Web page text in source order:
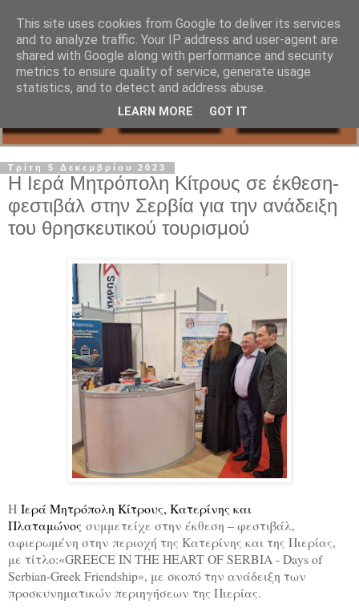
Τρίτη 5 Δεκεμβρίου 2023
Η Ιερά Μητρόπολη Κίτρους σε έκθεση-
φεστιβάλ στην Σερβία για την ανάδειξη
του θρησκευτικού τουρισμού
Η Ιερά Μητρόπολη Κίτρους, Κατερίνης και
Πλαταμώνος συμμετείχε στην έκθεση – φεστιβάλ,
αφιερωμένη στην περιοχή της Κατερίνης και της Πιερίας,
με τίτλο:«GREECEINTHEHEARTOFSERBIA -Daysof
Serbian-GreekFriendship», με σκοπό την ανάδειξη των
προσκυνηματικών περιηγήσεων της Πιερίας.
This site uses cookies from Google to deliver its services
and to analyze traffic. Your IP address and user-agent are
shared with Google along with performance and security
metrics to ensure quality of service, generate usage
statistics, and to detect and address abuse.
LEARN MORE GOT IT